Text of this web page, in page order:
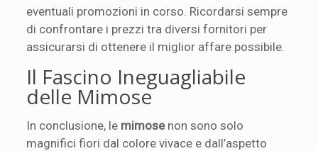
eventuali promozioni in corso. Ricordarsi sempre
di confrontare i prezzi tra diversi fornitori per
assicurarsi di ottenere il miglior affare possibile.
Il Fascino Ineguagliabile
delle Mimose
In conclusione, le mimosenon sono solo
magnifici fiori dal colore vivace e dall’aspetto